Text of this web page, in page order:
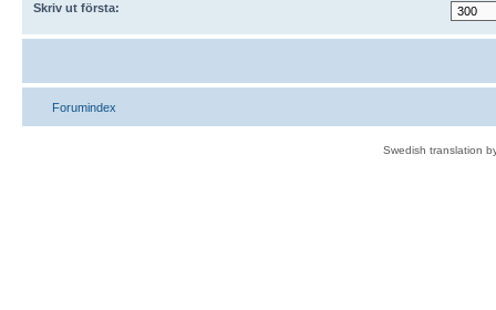
Skriv ut första:
Forumindex
Swedish translation